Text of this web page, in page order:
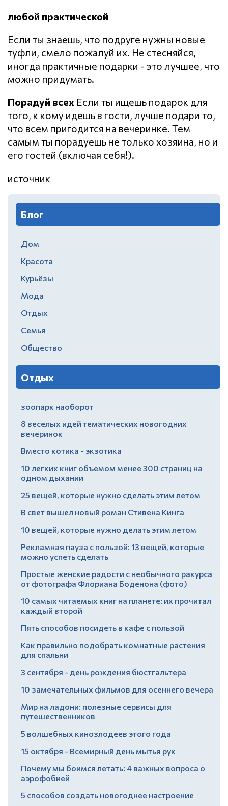
любой практической
Если ты знаешь, что подруге нужны новые
туфли, смело пожалуй их. Не стесняйся,
иногда практичные подарки - это лучшее, что
можно придумать.
Порадуй всех Если ты ищешь подарок для
того, к кому идешь в гости, лучше подари то,
что всем пригодится на вечеринке. Тем
самым ты порадуешь не только хозяина, но и
его гостей (включая себя!).
источник
Блог
Дом
Красота
Курьёзы
Мода
Отдых
Семья
Общество
Отдых
зоопарк наоборот
8 веселых идей тематических новогодних
вечеринок
Вместо котика - экзотика
10 легких книг объемом менее 300 страниц на
одном дыхании
25 вещей, которые нужно сделать этим летом
В свет вышел новый роман Стивена Кинга
10 вещей, которые нужно делать этим летом
Рекламная пауза с пользой: 13 вещей, которые
можно успеть сделать
Простые женские радости с необычного ракурса
от фотографа Флориана Боденона (фото)
10 самых читаемых книг на планете: их прочитал
каждый второй
Пять способов посидеть в кафе с пользой
Как правильно подобрать комнатные растения
для спальни
3 сентября - день рождения бюстгальтера
10 замечательных фильмов для осеннего вечера
Мир на ладони: полезные сервисы для
путешественников
5 волшебных кинозлодеев этого года
15 октября - Всемирный день мытья рук
Почему мы боимся летать: 4 важных вопроса о
аэрофобией
5 способов создать новогоднее настроение